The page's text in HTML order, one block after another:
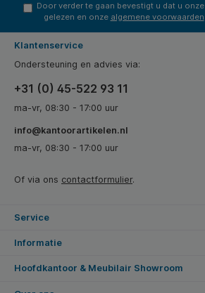
Door verder te gaan bevestigt u dat u onze
gelezen en onze algemene voorwaarden
Klantenservice
Ondersteuning en advies via:
+31 (0) 45-522 93 11
ma-vr, 08:30 - 17:00 uur
info@kantoorartikelen.nl
ma-vr, 08:30 - 17:00 uur
Of via ons contactformulier.
Service
Informatie
Hoofdkantoor & Meubilair Showroom